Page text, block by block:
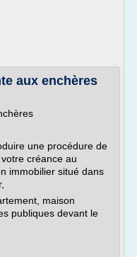
aux enchères
une procédure de
créance au
immobilier situé dans
maison
publiques devant le